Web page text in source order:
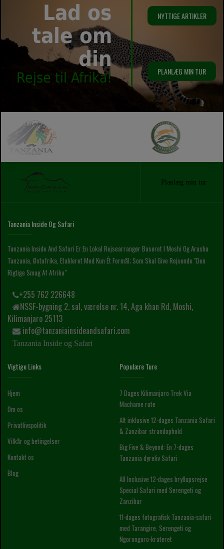
Lad os
tale om
din
Rejse til Afrika!
NYTTIGE ARTIKLER
PLANLÆG MIN TUR
Planlæg min tur
Tanzania Inside Og Safari
Tanzania Inside And Safari Er En Lokal Rejsearrangør Baseret I Moshi Og Arusha
Tanzania, Østafrika, Etableret Med Kun Ét Formål; Som Skal Give Rejsende "den
Rigtige Smag Af Afrika"
+255 762 226648
NSSF-bygning 2. sal, værelse nr. 14, Aga khan Rd, Moshi,
Kilimanjaro 25113
info@tanzaniainsideandsafari.com
Tanzania Inside og Safari
Vigtige Links
Hjem
Om os
Privatlivspolitik
Vilkår og betingelser
Kontakt os
Blog
Populære Ture
7 Dages Kilimanjaro Trek Via
Machame rute
Alt inklusive 12-dages Tanzania Safari
& Zanzibar strandophold
Big Five & Beyond: En 7-dages
Tanzania dyreliv Safari
All Inclusive 12-dages bryllupsrejse
Special Safari med Serengeti og
Zanzibar
11-dages fotografisk Tanzania-safari
med Tarangire, Serengeti og
Ngorongoro-krateret